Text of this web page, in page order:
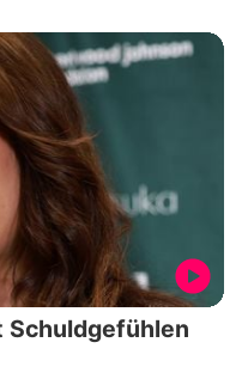
Schuldgefühlen